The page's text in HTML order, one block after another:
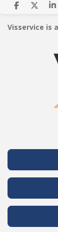
D
l
e
D
e
l
S
a
Visservice is